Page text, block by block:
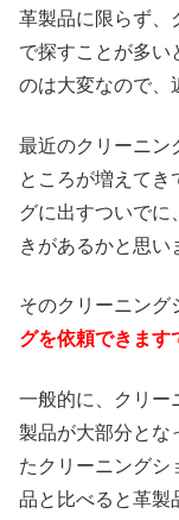
革製品に限らず、
で探すことが多い
のは大変なので、
最近のクリーニン
ところが増えてき
グに出すついでに
きがあるかと思い
そのクリーニング
グを依頼できます
一般的に、クリー
製品が大部分とな
たクリーニングシ
品と比べると革製